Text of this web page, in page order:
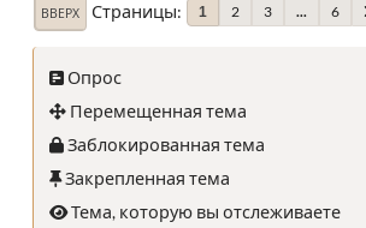
ВВЕРХ Страницы 1 2 3 ... 6
Опрос
Перемещенная тема
Заблокированная тема
Закрепленная тема
Тема, которую вы отслеживаете